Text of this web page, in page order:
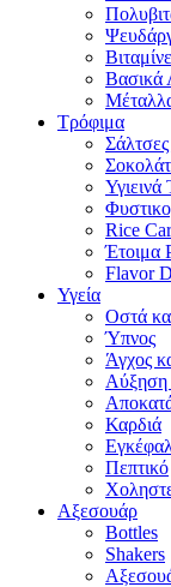
Βασικά
Τρόφιμα
Rice
Έτοιμα
Flavor
Υγεία
Οστά
Ύπνος
Άγχος
Αύξηση
Καρδιά
Πεπτικό
Αξεσουάρ
Bottles
Shakers